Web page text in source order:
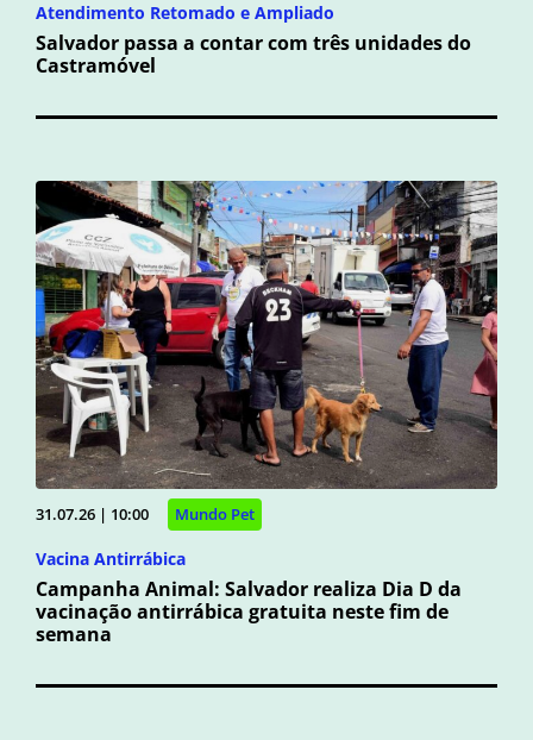
Atendimento Retomado e Ampliado
Salvador passa a contar com três unidades do
Castramóvel
31.07.26 | 10:00 Mundo Pet
Vacina Antirrábica
Campanha Animal: Salvador realiza Dia D da
vacinação antirrábica gratuita neste fim de
semana